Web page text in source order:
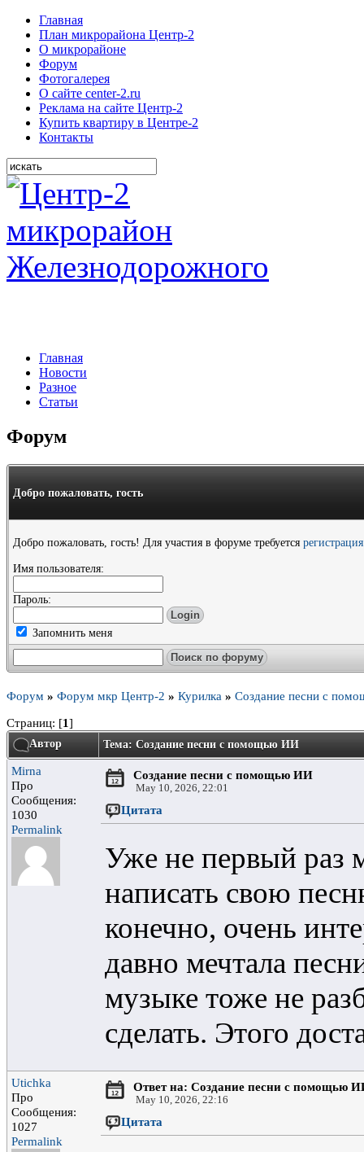
Главная
План микрорайона Центр-2
О микрорайоне
Форум
Фотогалерея
О сайте center-2.ru
Реклама на сайте Центр-2
Купить квартиру в Центре-2
Контакты
Главная
Новости
Разное
Статьи
Форум
Добро пожаловать, гость
Добро пожаловать, гость! Для участия в форуме требуется
Имя пользователя:
Пароль:
Запомнить меня
Форум » Форум мкр Центр-2 » Курилка » Создание песни с
Страниц: [1]
Автор Тема: Создание песни с помощью ИИ
Mirna
Про
Сообщения:
1030
Permalink
Создание песни с помощью ИИ
May 10, 2026, 22:01
Цитата
Уже не первый раз
написать свою
конечно, очень
давно мечтала
музыке тоже не
сделать. Этого
Utichka
Про
Сообщения:
1027
Permalink
Ответ на: Создание песни с помощью
May 10, 2026, 22:16
Цитата